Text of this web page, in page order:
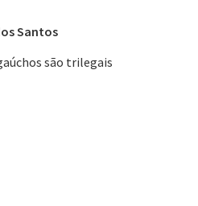
Santos
são trilegais